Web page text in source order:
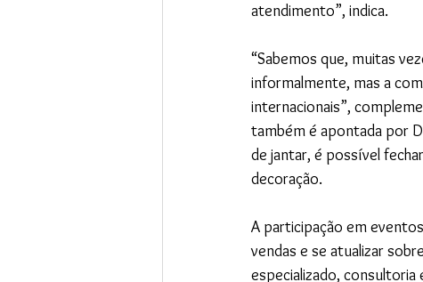
atendimento”, indica.
“Sabemos que, muitas
informalmente, mas a
internacionais”,
também é apontada por
de jantar, é possível
decoração.
A participação em
vendas e se atualizar
especializado, consultoria